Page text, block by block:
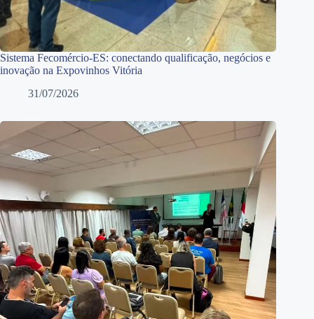
Sistema Fecomércio-ES: conectando qualificação, negócios e
inovação na Expovinhos Vitória
31/07/2026